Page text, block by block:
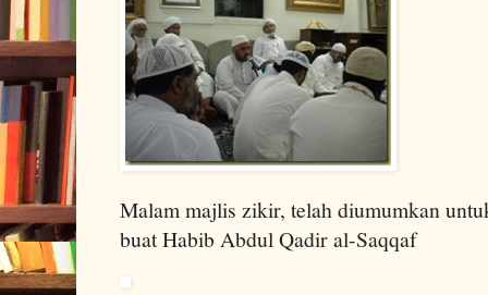
Malam majlis zikir, telah diumumkan
buat Habib Abdul Qadir al-Saqqaf